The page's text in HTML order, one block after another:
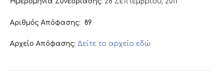
Αριθμός Απόφασης: 89
Αρχείο Απόφασης: Δείτε το αρχείο εδώ